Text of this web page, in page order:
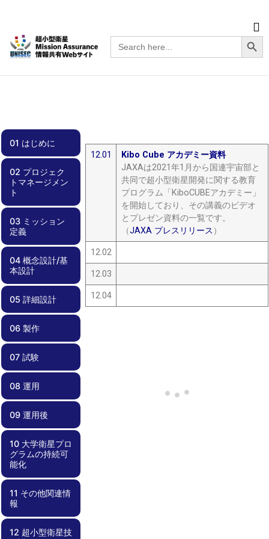
Search
for:
01 はじめに
01.00 はじめに
02 プロジェク
トマネージメン
ト
02.00 プロジェ
クトマネージメ
02.01 スケジュ
ール管理
02.02 チーム体
制
02.03 効率化
02.04 周波数調
整・電波免許
02.05 安全要求
への適合
02.06 文書管理
02.07 不具合管
理
02.08 外部ステ
ークホルダとの
02.09 資金計画
03 ミッション
定義
03.00 ミッショ
ン定義
03.01 実現性
03.02 サクセス
クライテリア
03.03 ミッショ
ンシナリオ
03.04 リスク管
理
04 概念設計/基
本設計
04.00 概念設
04.01 要求管理
04.02 過去のプ
04.03 安全要求
04.04 検証計
05 詳細設計
05.00 詳細設計
05.01 部品・コ
05.02 リスク管
05.03 死なない
05.04 過剰な保
05.05 設計変更
05.06 運用しや
05.07 試験しや
05.08 設計根拠
05.09 フライト
05.10 安全要求
06 製作
06.00 製作
06.01 品質管理
06.02 作業外注
06.03 安全要求
07 試験
07.00 試験
07.01 電磁適合
07.02 End-to-
07.03 電気的イ
試験
07.04 システム
07.05 End-to-
07.06 展開試験
07.07 フィット
07.08 熱試験
07.09 振動試験
07.10 試験コン
07.11 外部試験
07.12 試験結果
07.13 不具合対
07.14 衛星の保
07.15 安全要求
08 運用
08.00 運用
08.01 地上系準
08.02 運用計画
08.03 不具合対
09 運用後
09.00 運用後
09.01 レッスン
ズラーンド
09.02 記録化と
成果報告・公開
09.03 ノウハウ
共有
10 大学衛星プロ
グラムの持続可
能化
10.00 大学衛星
プログラムの持
10.01 プログラ
ムとしての視点
10.02 学内基盤
の強化
10.03 資金確保
10.04 外部連携
11 その他関連情
報
11.00 その他関
11.01 失敗事例
11.02 部品デー
12 超小型衛星技
12.01
Kibo Cube アカデミー資料
JAXAは2021年1月から国連宇宙部と
共同で超小型衛星開発に関する教育
プログラム「KiboCUBEアカデミー」
を開始しており、その講義のビデオ
とプレゼン資料の一覧です。
（JAXA プレスリリース ）
12.02
12.03
12.04